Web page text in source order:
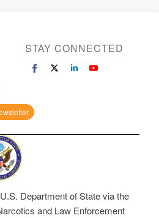
STAY CONNECTED
Department of State via the
and Law Enforcement